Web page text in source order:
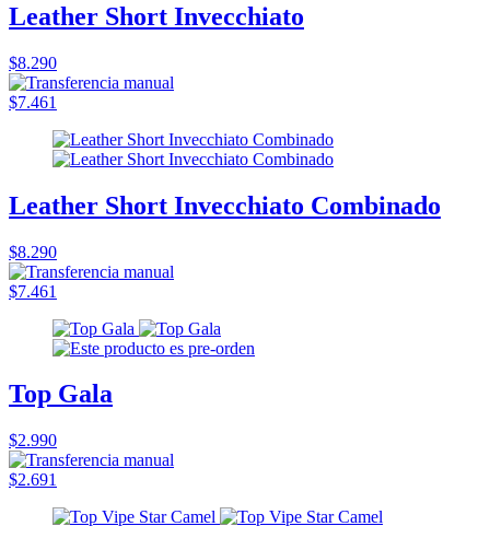
Leather Short Invecchiato
$8.290
$7.461
Leather Short Invecchiato Combinado
$8.290
$7.461
Top Gala
$2.990
$2.691